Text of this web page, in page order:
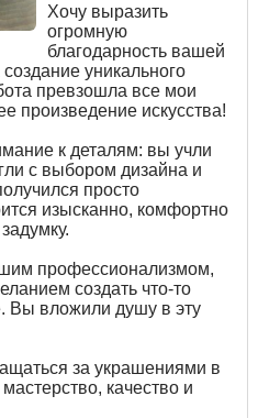
Хочу выразить
огромную
благодарность вашей
уникального
превзошла все мои
произведение искусства!
к деталям: вы учли
с выбором дизайна и
просто
изысканно, комфортно
профессионализмом,
создать что-то
Вы вложили душу в эту
за украшениями в
качество и